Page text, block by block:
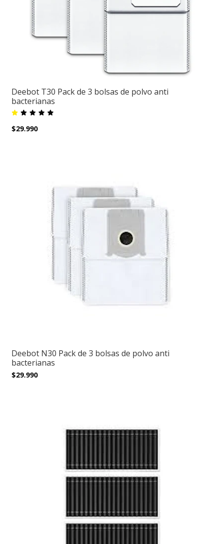
Deebot T30 Pack de 3 bolsas de polvo anti
bacterianas
$29.990
Deebot N30 Pack de 3 bolsas de polvo anti
bacterianas
$29.990